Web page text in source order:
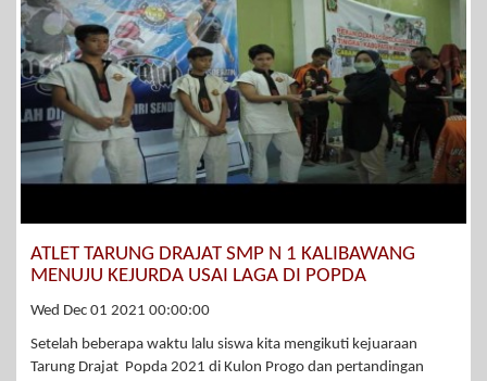
ATLET TARUNG DRAJAT SMP N 1 KALIBAWANG
MENUJU KEJURDA USAI LAGA DI POPDA
Wed Dec 01 2021 00:00:00
Setelah beberapa waktu lalu siswa kita mengikuti kejuaraan
Tarung Drajat Popda 2021 di Kulon Progo dan pertandingan